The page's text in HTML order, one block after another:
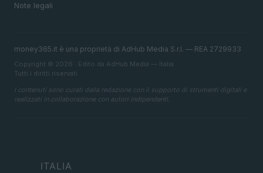
Note legali
money365.it è una proprietà di AdHub Media S.r.l. — REA 2729933
Copyright © 2026 · Edito da AdHub Media — Italia
Tutti i diritti riservati
I contenuti sono curati dalla redazione con il supporto di strumenti digitali e
realizzati in collaborazione con autori indipendenti.
ITALIA